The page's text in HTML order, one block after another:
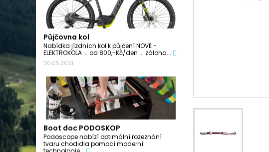
Půjčovna kol
Nabídka jízdních kol k půjčení NOVĚ -
ELEKTROKOLA ... od 800,-Kč/den ... záloha...
30.05.2021
Boot doc PODOSKOP
Podoscope nabízí optimální rozeznání
tvaru chodidla pomocí moderní